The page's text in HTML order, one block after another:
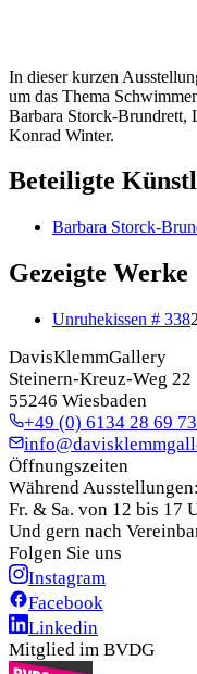
In dieser kurzen
um das Thema
Barbara Storck-Brundrett,
Konrad Winter.
Beteiligte
Barbara Storck-
Gezeigte Werke
Unruhekissen # 338
DavisKlemmGallery
Steinern-Kreuz-Weg 22
55246 Wiesbaden
+49 (0) 6134 28 69
Öffnungszeiten
Während Ausstellungen:
Fr. & Sa. von 12 bis 17
Und gern nach
Folgen Sie uns
Instagram
Facebook
Linkedin
Mitglied im BVDG